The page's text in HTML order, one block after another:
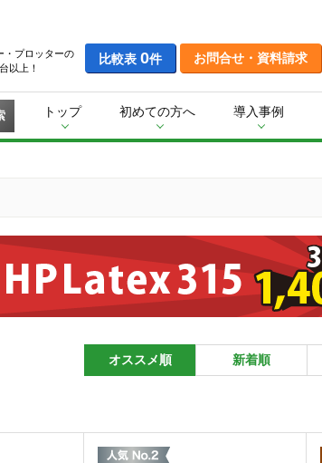
・プロッターの
以上！
比較表 0件 お問合せ・資料請求
トップ 初めての方へ 導入事例
オススメ順 新着順